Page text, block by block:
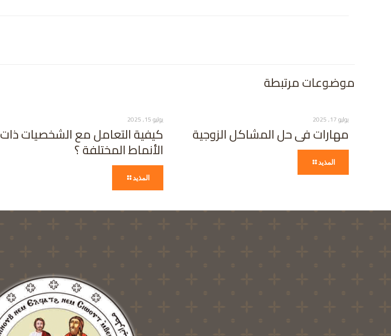
موضوعات مرتبطة
يوليو 17, 2025
مهارات فى حل المشاكل الزوجية
المذيد
يوليو 15, 2025
كيفية التعامل مع الشخصيات ذات
الأنماط المختلفة ؟
المذيد